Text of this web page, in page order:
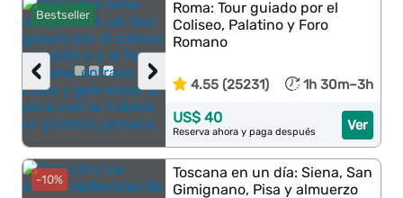
Bestseller
›
‹
Roma: Tour guiado por el
Coliseo, Palatino y Foro
Romano
4.55 (25231) 1h 30m–3h
Ver
US$ 40
Reserva ahora y paga después
-10%
Toscana en un día: Siena, San
Gimignano, Pisa y almuerzo